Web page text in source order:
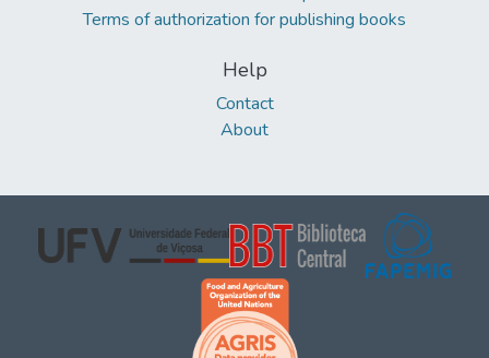
Terms of authorization for publishing books
Help
Contact
About